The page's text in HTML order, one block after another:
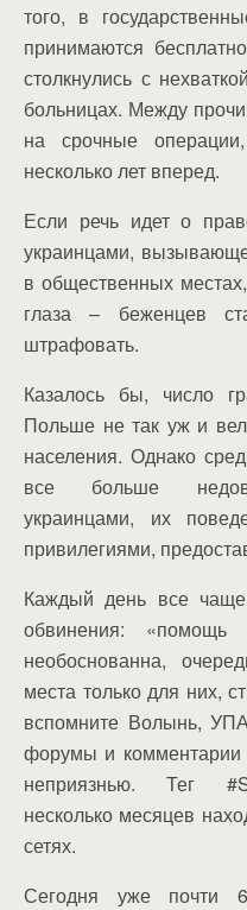
того, в
принимаются
столкнулись с
больницах. Между
на срочные
несколько лет вперед.
Если речь идет о
украинцами,
в общественных
глаза – беженцев
штрафовать.
Казалось бы, число
Польше не так уж и
населения. Однако
все больше
украинцами, их
привилегиями,
Каждый день все
обвинения: «помощь
необоснованна,
места только для них,
вспомните Волынь,
форумы и
неприязнью. Тег
несколько месяцев
сетях.
Сегодня уже почти